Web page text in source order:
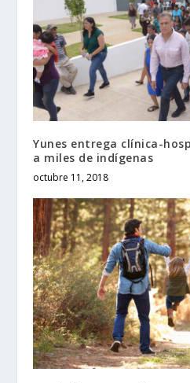
Yunes entrega clínica-
a miles de indígenas
octubre 11, 2018